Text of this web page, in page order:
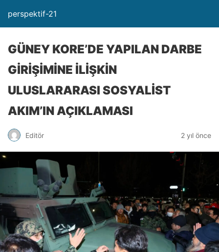
perspektif-21
GÜNEY KORE’DE YAPILAN DARBE
GİRİŞİMİNE İLİŞKİN
ULUSLARARASI SOSYALİST
AKIM’IN AÇIKLAMASI
Editör 2 yıl önce